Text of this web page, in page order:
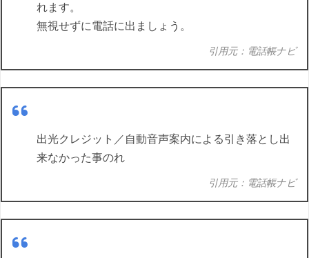
れます。
無視せずに電話に出ましょう。
引用元：電話帳ナビ
出光クレジット／自動音声案内による引き落とし出
来なかった事のれ
引用元：電話帳ナビ